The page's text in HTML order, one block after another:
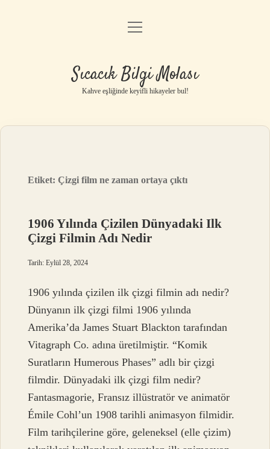
Anasayfa
Yasal Uyarı
menüyü
Sıcacık Bilgi Molası
Kahve eşliğinde keyifli hikayeler bul!
Etiket:Çizgi film ne zaman ortaya çıktı
1906 Yılında Çizilen Dünyadaki Ilk
Çizgi Filmin Adı Nedir
Tarih: Eylül 28, 2024
1906 yılında çizilen ilk çizgi filmin adı nedir?
Dünyanın ilk çizgi filmi 1906 yılında
Amerika’da James Stuart Blackton tarafından
Vitagraph Co. adına üretilmiştir. “Komik
Suratların Humerous Phases” adlı bir çizgi
filmdir. Dünyadaki ilk çizgi film nedir?
Fantasmagorie, Fransız illüstratör ve animatör
Émile Cohl’un 1908 tarihli animasyon filmidir.
Film tarihçilerine göre, geleneksel (elle çizim)